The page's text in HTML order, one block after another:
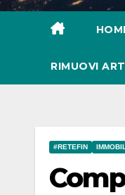
RIMUOVI
#RETEFIN